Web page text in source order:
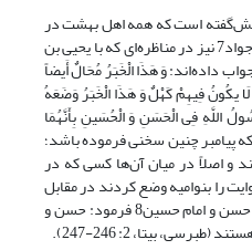
پیش‌گفته است که همه اهل بهشت در
هیبت جوان محشور می‏شوند و امام جواد7 نیز در مناظره‌ای که با یحیی بن
داده‌اند: وَ هَذَا الْخَبَرُ مُحَالٌ أَیضاً
یکُونُ فِیهِمْ کَهْلٌ وَ هَذَا الْخَبَرُ وَضَعَهُ
اللَّهِ فِی الْحَسَنِ وَ الْحُسَینِ بِأَنَّهُمَا
پیامبر چنین سخنی فرموده باشد؛
و اصلاً در میان آن‌ها کسی که در
را بنوامیه وضع کردند در مقابل
روایتی که رسول خدا9 در حق امام حسن و امام حسین8 فرمود: حسن و
بی‏تا، 2: 246-247).